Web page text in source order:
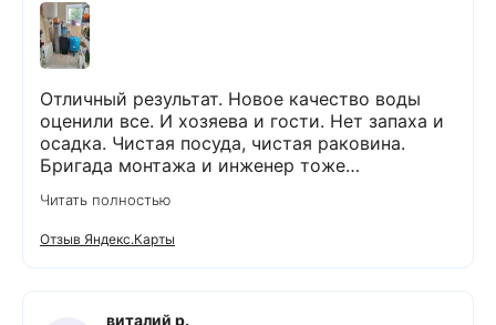
Отличный результат. Новое качество воды
оценили все. И хозяева и гости. Нет запаха и
осадка. Чистая посуда, чистая раковина.
Бригада монтажа и инженер тоже
рассказали. Монтаж прошел быстро и бе з
проблем и неудобств. Оборудование не
занимает много места и легко
обслуживается. Результаты новых анализов
отличные. Могу всем рекомендовать данную
компанию и ее специалистов.
Читать полностью
Отзыв Яндекс.Карты
виталий р.